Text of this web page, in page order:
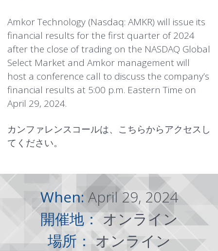
Amkor Technology (Nasdaq: AMKR) will issue its
financial results for the first quarter of 2024
after the close of trading on the NASDAQ Global
Select Market and Amkor management will
host a conference call to discuss the company’s
financial results at 5:00 p.m. Eastern Time on
April 29, 2024.
カンファレンスコールは、 こちらからアクセスし
てください。
When: April 29, 2024
開催地：オンライン
場所：オンライン